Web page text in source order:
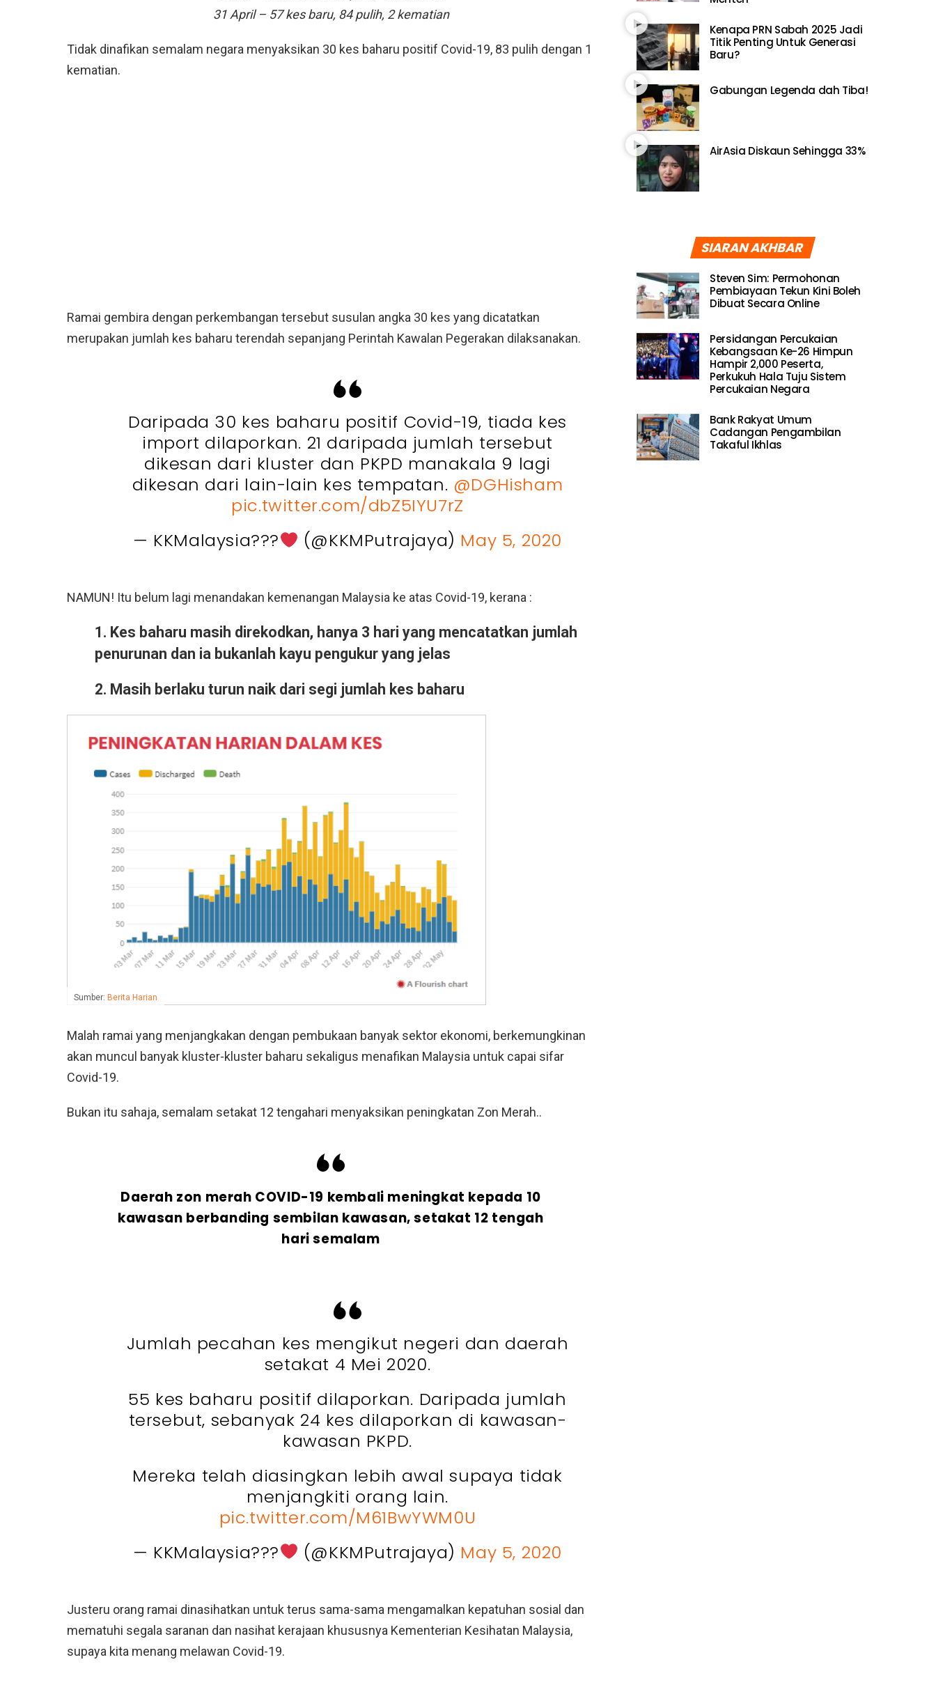
31 April – 57 kes baru, 84 pulih, 2 kematian
Tidak dinafikan semalam negara menyaksikan 30 kes baharu positif Covid-19, 83 pulih dengan 1
kematian.
Ramai gembira dengan perkembangan tersebut susulan angka 30 kes yang dicatatkan
merupakan jumlah kes baharu terendah sepanjang Perintah Kawalan Pegerakan dilaksanakan.
Daripada 30 kes baharu positif Covid-19, tiada kes
import dilaporkan. 21 daripada jumlah tersebut
dikesan dari kluster dan PKPD manakala 9 lagi
dikesan dari lain-lain kes tempatan. @DGHisham
pic.twitter.com/dbZ5IYU7rZ
— KKMalaysia???
(@KKMPutrajaya) May 5, 2020
NAMUN! Itu belum lagi menandakan kemenangan Malaysia ke atas Covid-19, kerana :
1. Kes baharu masih direkodkan, hanya 3 hari yang mencatatkan jumlah
penurunan dan ia bukanlah kayu pengukur yang jelas
2. Masih berlaku turun naik dari segi jumlah kes baharu
Sumber: Berita Harian
Malah ramai yang menjangkakan dengan pembukaan banyak sektor ekonomi, berkemungkinan
akan muncul banyak kluster-kluster baharu sekaligus menafikan Malaysia untuk capai sifar
Covid-19.
Bukan itu sahaja, semalam setakat 12 tengahari menyaksikan peningkatan Zon Merah..
Daerah zon merah COVID-19 kembali meningkat kepada 10
kawasan berbanding sembilan kawasan, setakat 12 tengah
hari semalam
Jumlah pecahan kes mengikut negeri dan daerah
setakat 4 Mei 2020.
55 kes baharu positif dilaporkan. Daripada jumlah
tersebut, sebanyak 24 kes dilaporkan di kawasan-
kawasan PKPD.
Mereka telah diasingkan lebih awal supaya tidak
menjangkiti orang lain.
pic.twitter.com/M61BwYWM0U
— KKMalaysia???
(@KKMPutrajaya) May 5, 2020
Justeru orang ramai dinasihatkan untuk terus sama-sama mengamalkan kepatuhan sosial dan
mematuhi segala saranan dan nasihat kerajaan khususnya Kementerian Kesihatan Malaysia,
supaya kita menang melawan Covid-19.
Kenapa PRN Sabah 2025 Jadi
Titik Penting Untuk Generasi
Baru?
Gabungan Legenda dah Tiba!
AirAsia Diskaun Sehingga 33%
SIARAN AKHBAR
Steven Sim: Permohonan
Pembiayaan Tekun Kini Boleh
Dibuat Secara Online
Persidangan Percukaian
Kebangsaan Ke-26 Himpun
Hampir 2,000 Peserta,
Perkukuh Hala Tuju Sistem
Percukaian Negara
Bank Rakyat Umum
Cadangan Pengambilan
Takaful Ikhlas